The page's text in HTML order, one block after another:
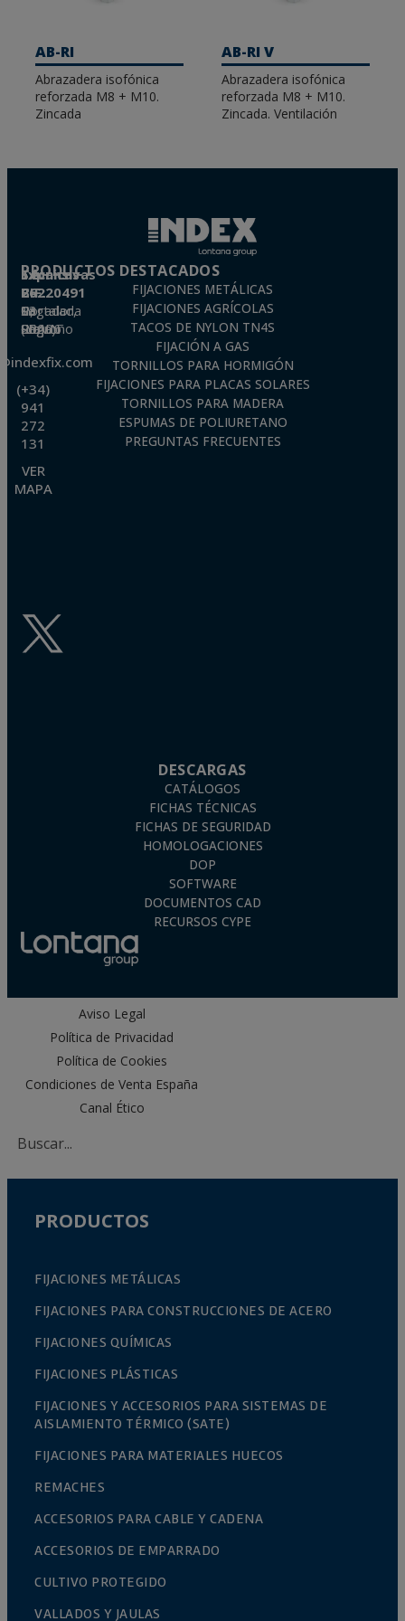
su mantenimiento posterior. Contamos con
especialmente indicadas cuando es necesario
asegurar el aislamiento acústico del sistema de
ventilación.
AB-RI
Abrazadera isofónica
reforzada M8 + M10.
Zincada
AB-RI V
Abrazadera isofónica
reforzada M8 + M10.
Zincada. Ventilación
Técnicas Expansivas S.L.
CIF: B-26220491
P. I. La Portalada II, C/ Segador, 13
26006 · Logroño (La Rioja) · SPAIN
(+34)
941
272
131
VER
MAPA
PRODUCTOS DESTACADOS
FIJACIONES METÁLICAS
FIJACIONES AGRÍCOLAS
TACOS DE NYLON TN4S
FIJACIÓN A GAS
TORNILLOS PARA HORMIGÓN
FIJACIONES PARA PLACAS SOLARES
TORNILLOS PARA MADERA
ESPUMAS DE POLIURETANO
PREGUNTAS FRECUENTES
DESCARGAS
CATÁLOGOS
FICHAS TÉCNICAS
FICHAS DE SEGURIDAD
HOMOLOGACIONES
DOP
SOFTWARE
DOCUMENTOS CAD
RECURSOS CYPE
Aviso Legal
Política de Privacidad
Política de Cookies
Condiciones de Venta España
Canal Ético
PRODUCTOS
FIJACIONES METÁLICAS
FIJACIONES PARA CONSTRUCCIONES DE ACERO
FIJACIONES QUÍMICAS
FIJACIONES PLÁSTICAS
FIJACIONES Y ACCESORIOS PARA SISTEMAS DE
AISLAMIENTO TÉRMICO (SATE)
FIJACIONES PARA MATERIALES HUECOS
REMACHES
ACCESORIOS PARA CABLE Y CADENA
ACCESORIOS DE EMPARRADO
CULTIVO PROTEGIDO
VALLADOS Y JAULAS